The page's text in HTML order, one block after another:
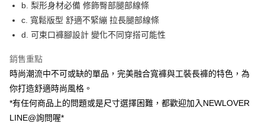
貨到付款
運送方式
貨到付款
每筆NT$60，滿NT$1,599(含以上)免運費
全家(信用卡、多元支付)
b. 梨形身材必備 修飾臀部腿部線條
c. 寬鬆版型 舒適不緊繃 拉長腿部線條
d. 可束口褲腳設計 變化不同穿搭可能性
銷售重點
時尚潮流中不可或缺的單品，完美融合寬褲與工裝長褲的特色，為
你打造舒適時尚風格。
*有任何商品上的問題或是尺寸選擇困難，都歡迎加入NEWLOVER
LINE@詢問喔*